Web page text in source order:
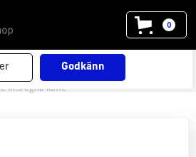
på willshop.se. Läs mer i vår
för cookies
Godkänn
0
IK:s egna kaffe